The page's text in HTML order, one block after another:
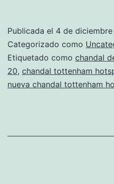
calle
gran
via
Publicada el 4 de
Categorizado como
Etiquetado como chandal
20, chandal tottenham
nueva chandal tottenham